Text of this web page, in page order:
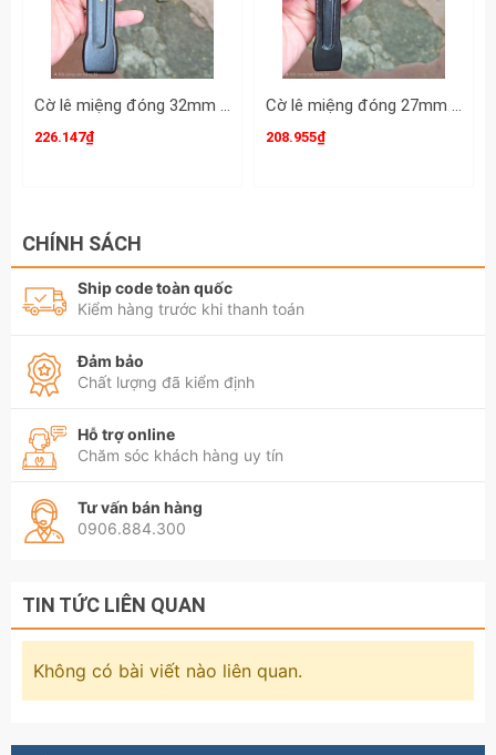
Cờ lê miệng đóng 32mm DIN133 Clip-On CLO-932032
226.147₫
Cờ lê miệng đóng 27mm DIN133 Clip-On CLO-932027
208.955₫
CHÍNH SÁCH
Ship code toàn quốc
Kiểm hàng trước khi thanh toán
Đảm bảo
Chất lượng đã kiểm định
Hỗ trợ online
Chăm sóc khách hàng uy tín
Tư vấn bán hàng
0906.884.300
TIN TỨC LIÊN QUAN
Không có bài viết nào liên quan.